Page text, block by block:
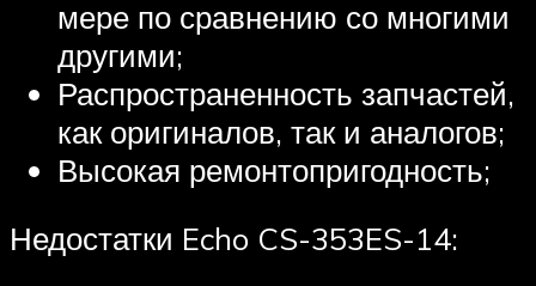
мере по сравнению со многими
другими;
Распространенность запчастей,
как оригиналов, так и аналогов;
Высокая ремонтопригодность;
Недостатки Echo CS-353ES-14: